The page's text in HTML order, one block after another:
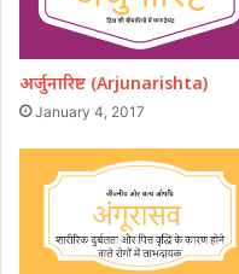
अर्जुनारिष्ट (Arjunarishta)
January 4, 2017